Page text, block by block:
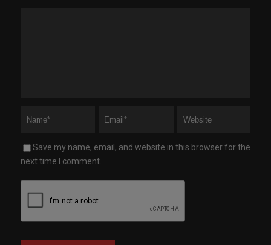
Save my name, email, and website in this browser for the
next time I comment.